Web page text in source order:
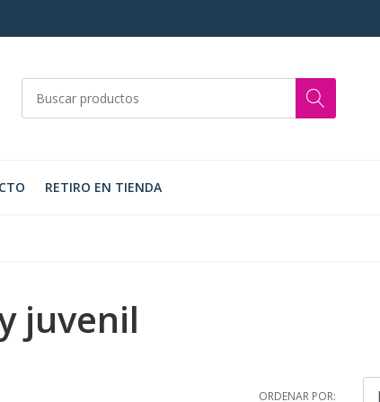
RETIRO EN TIENDA
juvenil
ORDENAR POR: